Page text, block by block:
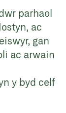
parhaol
ac
gan
ac arwain
y byd celf